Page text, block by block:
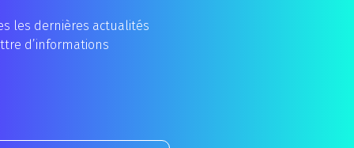
les dernières actualités
d’informations